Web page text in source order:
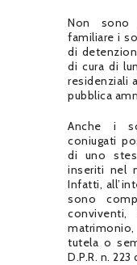
Non sono
familiare i
di
di cura di
residenziali
pubblica
Anche i
coniugati
di uno
inseriti nel
Infatti,
sono
tutela o
D.P.R. n. 223